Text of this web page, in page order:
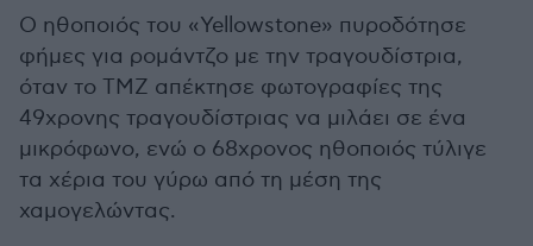
Ο ηθοποιός του «Yellowstone» πυροδότησε
φήμες για ρομάντζο με την τραγουδίστρια,
όταν το TMZ απέκτησε φωτογραφίες της
49χρονης τραγουδίστριας να μιλάει σε ένα
μικρόφωνο, ενώ ο 68χρονος ηθοποιός τύλιγε
τα χέρια του γύρω από τη μέση της
χαμογελώντας.